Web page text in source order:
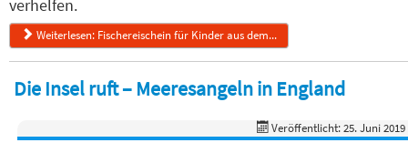
verhelfen.
Weiterlesen: Fischereischein für Kinder aus dem...
Die Insel ruft – Meeresangeln in England
Veröffentlicht: 25. Juni 2019